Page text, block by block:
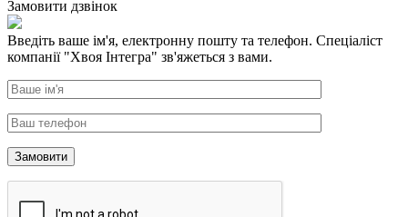
Замовити дзвінок
Введіть ваше ім'я, електронну пошту та телефон. Спеціаліст
компанії "Хвоя Інтегра" зв'яжеться з вами.